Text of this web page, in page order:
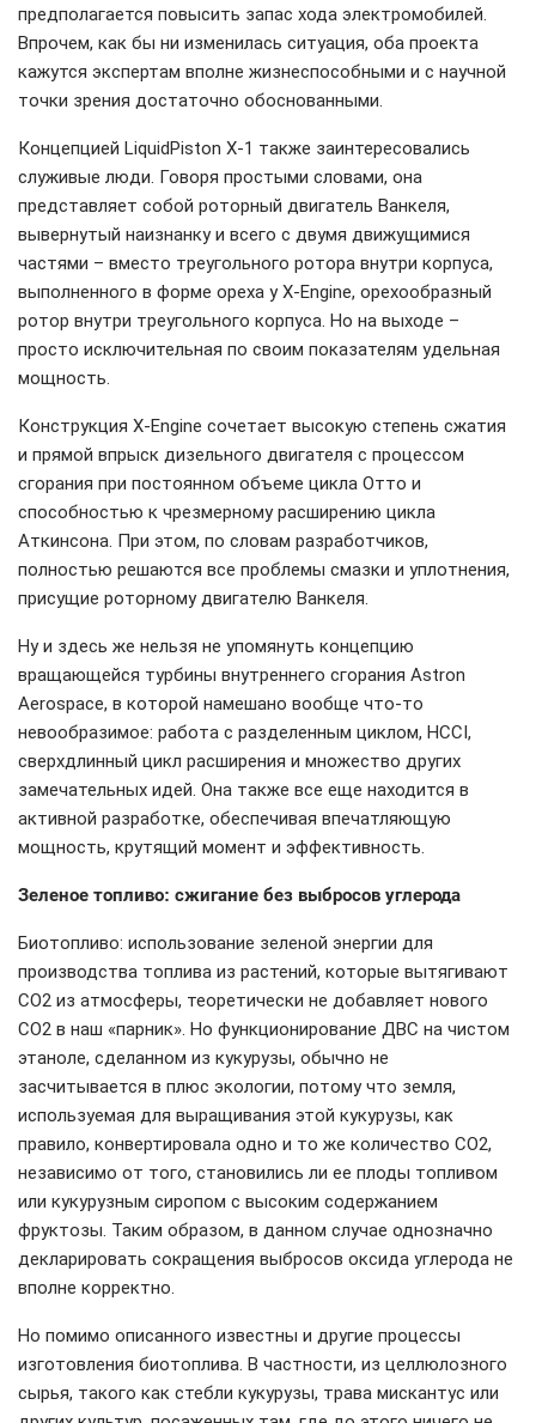
предполагается повысить запас хода электромобилей.
Впрочем, как бы ни изменилась ситуация, оба проекта
кажутся экспертам вполне жизнеспособными и с научной
точки зрения достаточно обоснованными.
Концепцией LiquidPiston X-1 также заинтересовались
служивые люди. Говоря простыми словами, она
представляет собой роторный двигатель Ванкеля,
вывернутый наизнанку и всего с двумя движущимися
частями – вместо треугольного ротора внутри корпуса,
выполненного в форме ореха у X-Engine, орехообразный
ротор внутри треугольного корпуса. Но на выходе –
просто исключительная по своим показателям удельная
мощность.
Конструкция X-Engine сочетает высокую степень сжатия
и прямой впрыск дизельного двигателя с процессом
сгорания при постоянном объеме цикла Отто и
способностью к чрезмерному расширению цикла
Аткинсона. При этом, по словам разработчиков,
полностью решаются все проблемы смазки и уплотнения,
присущие роторному двигателю Ванкеля.
Ну и здесь же нельзя не упомянуть концепцию
вращающейся турбины внутреннего сгорания Astron
Aerospace, в которой намешано вообще что-то
невообразимое: работа с разделенным циклом, HCCI,
сверхдлинный цикл расширения и множество других
замечательных идей. Она также все еще находится в
активной разработке, обеспечивая впечатляющую
мощность, крутящий момент и эффективность.
Зеленое топливо: сжигание без выбросов углерода
Биотопливо: использование зеленой энергии для
производства топлива из растений, которые вытягивают
CO2 из атмосферы, теоретически не добавляет нового
CO2 в наш «парник». Но функционирование ДВС на чистом
этаноле, сделанном из кукурузы, обычно не
засчитывается в плюс экологии, потому что земля,
используемая для выращивания этой кукурузы, как
правило, конвертировала одно и то же количество CO2,
независимо от того, становились ли ее плоды топливом
или кукурузным сиропом с высоким содержанием
фруктозы. Таким образом, в данном случае однозначно
декларировать сокращения выбросов оксида углерода не
вполне корректно.
Но помимо описанного известны и другие процессы
изготовления биотоплива. В частности, из целлюлозного
сырья, такого как стебли кукурузы, трава мискантус или